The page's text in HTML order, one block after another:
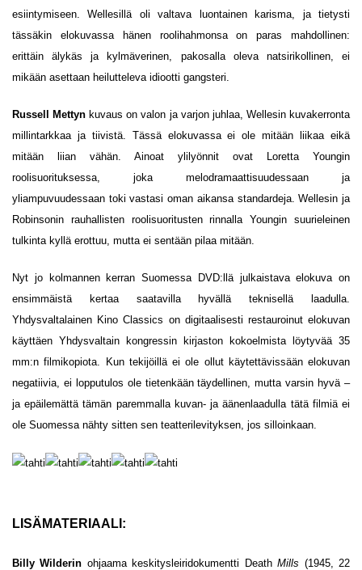
esiintymiseen. Wellesillä oli valtava luontainen karisma, ja tietysti
tässäkin elokuvassa hänen roolihahmonsa on paras mahdollinen:
erittäin älykäs ja kylmäverinen, pakosalla oleva natsirikollinen, ei
mikään asettaan heilutteleva idiootti gangsteri.
Russell Mettyn kuvaus on valon ja varjon juhlaa, Wellesin kuvakerronta
millintarkkaa ja tiivistä. Tässä elokuvassa ei ole mitään liikaa eikä
mitään liian vähän. Ainoat ylilyönnit ovat Loretta Youngin
roolisuorituksessa, joka melodramaattisuudessaan ja
yliampuvuudessaan toki vastasi oman aikansa standardeja. Wellesin ja
Robinsonin rauhallisten roolisuoritusten rinnalla Youngin suurieleinen
tulkinta kyllä erottuu, mutta ei sentään pilaa mitään.
Nyt jo kolmannen kerran Suomessa DVD:llä julkaistava elokuva on
ensimmäistä kertaa saatavilla hyvällä teknisellä laadulla.
Yhdysvaltalainen Kino Classics on digitaalisesti restauroinut elokuvan
käyttäen Yhdysvaltain kongressin kirjaston kokoelmista löytyvää 35
mm:n filmikopiota. Kun tekijöillä ei ole ollut käytettävissään elokuvan
negatiivia, ei lopputulos ole tietenkään täydellinen, mutta varsin hyvä –
ja epäilemättä tämän paremmalla kuvan- ja äänenlaadulla tätä filmiä ei
ole Suomessa nähty sitten sen teatterilevityksen, jos silloinkaan.
LISÄMATERIAALI:
Billy Wilderin ohjaama keskitysleiridokumentti DeathMills (1945, 22